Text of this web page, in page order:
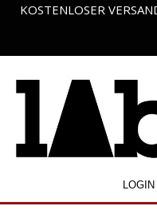
KOSTENLOSER
LOGIN